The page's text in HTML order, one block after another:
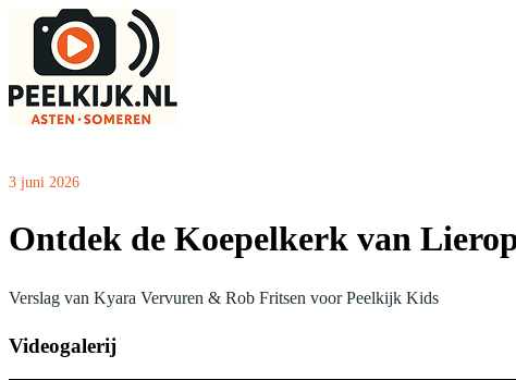
3 juni 2026
Ontdek de Koepelkerk van
Verslag van Kyara Vervuren & Rob Fritsen voor Peelkijk Kids
Videogalerij